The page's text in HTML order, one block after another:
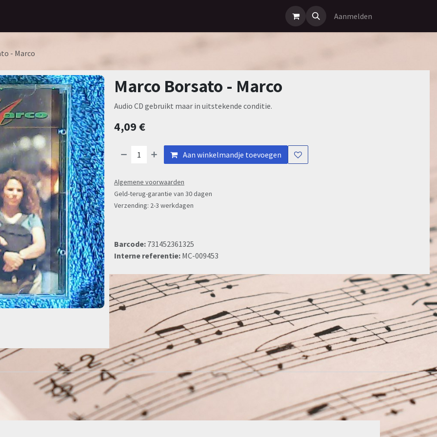
Aanmelden
- Marco
Marco Borsato - Marco
Audio CD gebruikt maar in uitstekende conditie.
4,09€
Aan winkelmandje toevoegen
Algemene voorwaarden
Geld-terug-garantie van 30 dagen
Verzending: 2-3 werkdagen
Barcode: 731452361325
Interne referentie: MC-009453